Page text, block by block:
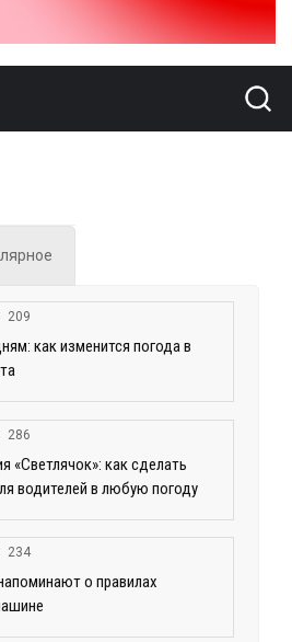
209
как изменится погода в
286
«Светлячок»: как сделать
водителей в любую погоду
234
о правилах